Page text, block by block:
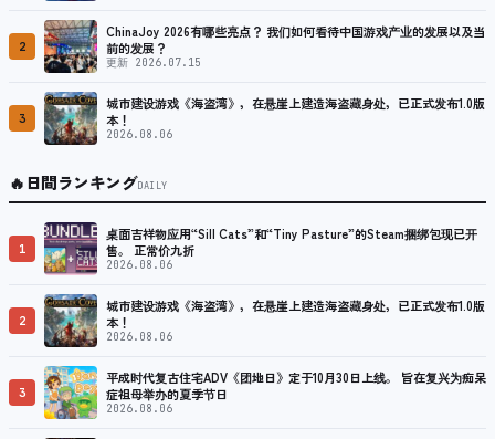
2
ChinaJoy 2026有哪些亮点？ 我们如何看待中国游戏产业的发展以及当
前的发展？
更新 2026.07.15
3
城市建设游戏《海盗湾》，在悬崖上建造海盗藏身处，已正式发布1.0版
本！
2026.08.06
🔥日間ランキングDAILY
1
桌面吉祥物应用“Sill Cats”和“Tiny Pasture”的Steam捆绑包现已开
售。 正常价九折
2026.08.06
2
城市建设游戏《海盗湾》，在悬崖上建造海盗藏身处，已正式发布1.0版
本！
2026.08.06
3
平成时代复古住宅ADV《团地日》定于10月30日上线。 旨在复兴为痴呆
症祖母举办的夏季节日
2026.08.06